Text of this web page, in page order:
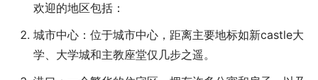
欢迎的地区包括：
城市中心：位于城市中心，距离主要地标如新castle大
学、大学城和主教座堂仅几步之遥。